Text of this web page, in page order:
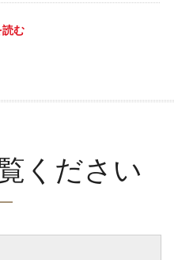
む
ください